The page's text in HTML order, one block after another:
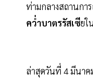
ท่ามกลางสถานกา
คว่ำบาตรรัสเซียใ
ล่าสุดวันที่ 4 มีนาค